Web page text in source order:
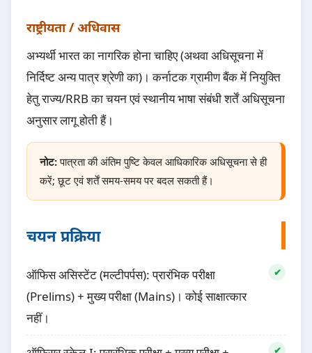
राष्ट्रीयता / अधिवास
अभ्यर्थी भारत का नागरिक होना चाहिए (अथवा अधिसूचना में
निर्दिष्ट अन्य पात्र श्रेणी का)। कर्नाटक ग्रामीण बैंक में नियुक्ति
हेतु राज्य/RRB का चयन एवं स्थानीय भाषा संबंधी शर्तें अधिसूचना
अनुसार लागू होती हैं।
नोट:पात्रता की अंतिम पुष्टि केवल आधिकारिक अधिसूचना से ही
करें; छूट एवं शर्तें समय-समय पर बदल सकती हैं।
चयन प्रक्रिया
ऑफिस असिस्टेंट (मल्टीपर्पस): प्रारंभिक परीक्षा
(Prelims) + मुख्य परीक्षा (Mains)। कोई साक्षात्कार
नहीं।